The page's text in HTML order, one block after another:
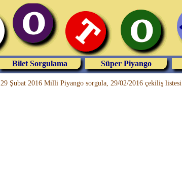
Bilet Sorgulama Süper Piyango
29 Şubat 2016 Milli Piyango sorgula, 29/02/2016 çekiliş listesi